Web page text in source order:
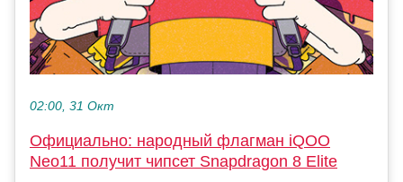
02:00, 31 Окт
Официально: народный флагман iQOO
Neo11 получит чипсет Snapdragon 8 Elite